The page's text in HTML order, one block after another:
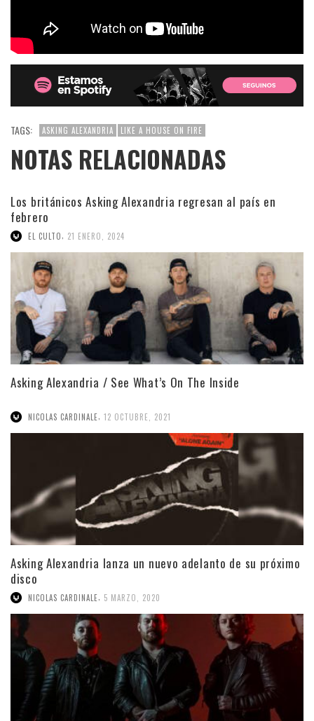
TAGS: ASKING ALEXANDRIA LIKE A HOUSE ON FIRE
NOTAS RELACIONADAS
Los británicos Asking Alexandria regresan al país en
febrero
EL CULTO, 21 ENERO, 2024
Asking Alexandria / See What’s On The Inside
NICOLAS CARDINALE, 12 OCTUBRE, 2021
Asking Alexandria lanza un nuevo adelanto de su próximo
disco
NICOLAS CARDINALE 5 MARZO, 2020